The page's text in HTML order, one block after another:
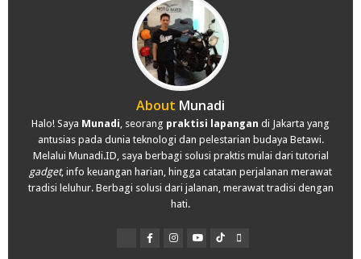
About Munadi
Halo! Saya Munadi, seorang praktisi lapangan di Jakarta yang
antusias pada dunia teknologi dan pelestarian budaya Betawi.
Melalui Munadi.ID, saya berbagi solusi praktis mulai dari tutorial
gadget, info keuangan harian, hingga catatan perjalanan merawat
tradisi leluhur. Berbagi solusi dari jalanan, merawat tradisi dengan
hati.